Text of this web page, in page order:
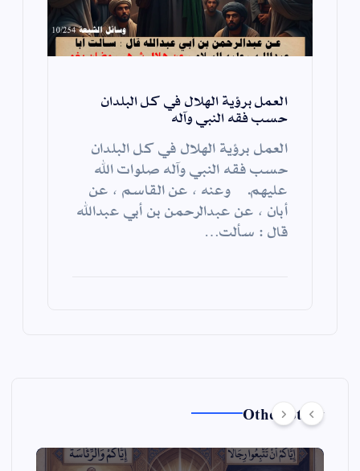
العمل برؤية الهلال في كل البلدان
حسب فقه النبي وآله
العمل برؤية الهلال في كل البلدان
حسب فقه النبي وآله صلوات الله
عليهم. وعنه ، عن القاسم ، عن
أبان ، عن عبدالرحمن بن أبي عبدالله
قال : سألت…
Other Story